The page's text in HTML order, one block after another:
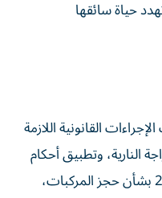
القانونية اللازمة
النارية، وتطبيق أحكام
المرسوم المحلي رقم 30 لسنة 2023 بشأن حجز المركبات،
الذي ينص على فرض غرامة تصل إلى 50 ألف درهم لفك حجز